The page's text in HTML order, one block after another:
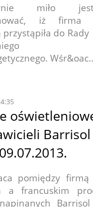
miło
iż firma
przystąpiła do Rady
Barrisol
pomiędzy firmą
a francuskim
Barrisol